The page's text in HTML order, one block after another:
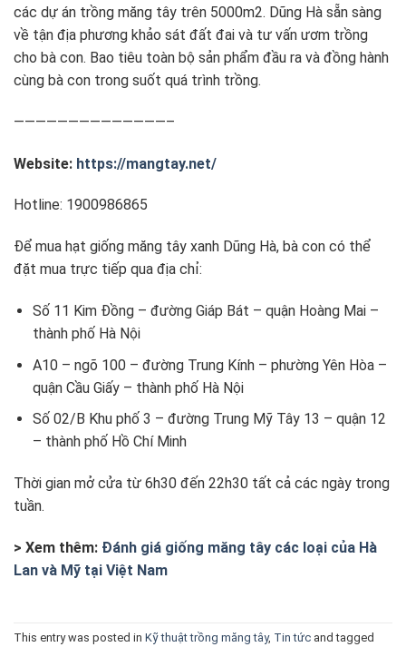
các dự án trồng măng tây trên 5000m2. Dũng Hà sẵn sàng
về tận địa phương khảo sát đất đai và tư vấn ươm trồng
cho bà con. Bao tiêu toàn bộ sản phẩm đầu ra và đồng hành
cùng bà con trong suốt quá trình trồng.
——————————————–
Website: https://mangtay.net/
Hotline: 1900986865
Để mua hạt giống măng tây xanh Dũng Hà, bà con có thể
đặt mua trực tiếp qua địa chỉ:
Số 11 Kim Đồng – đường Giáp Bát – quận Hoàng Mai –
thành phố Hà Nội
A10 – ngõ 100 – đường Trung Kính – phường Yên Hòa –
quận Cầu Giấy – thành phố Hà Nội
Số 02/B Khu phố 3 – đường Trung Mỹ Tây 13 – quận 12
– thành phố Hồ Chí Minh
Thời gian mở cửa từ 6h30 đến 22h30 tất cả các ngày trong
tuần.
> Xem thêm: Đánh giá giống măng tây các loại của Hà
Lan và Mỹ tại Việt Nam
This entry was posted in Kỹ thuật trồng măng tây, Tin tức and tagged